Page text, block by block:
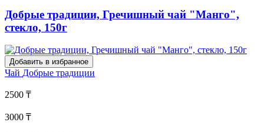
Добрые традиции, Гречишный чай "Манго",
стекло, 150г
Добавить в избранное
Чай Добрые традиции
2500 ₸
3000 ₸